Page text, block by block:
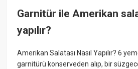
Garnitür ile Amerikan
yapılır?
Amerikan Salatası Nasıl Yapılır? 6
garnitürü konserveden alıp, bir